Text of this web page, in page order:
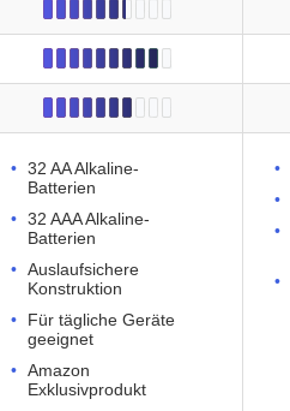
32 AA Alkaline-
Batterien
32 AAA Alkaline-
Batterien
Auslaufsichere
Konstruktion
Für tägliche Geräte
geeignet
Amazon
Exklusivprodukt